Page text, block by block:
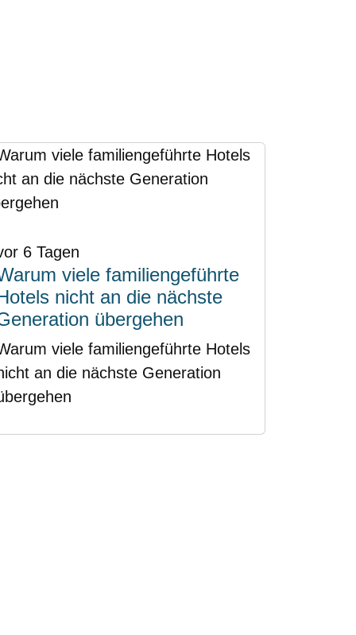
6 Tagen
viele familiengeführte
nicht an die nächste
übergehen
viele familiengeführte Hotels
an die nächste Generation